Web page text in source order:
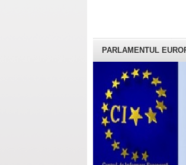
PARLAMENTUL